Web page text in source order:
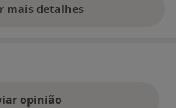
mais detalhes
sobre o endereço
opinião